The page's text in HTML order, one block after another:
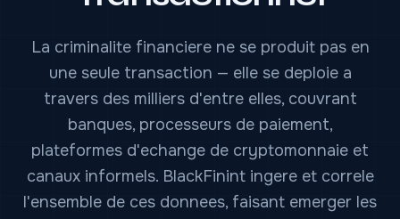
La criminalite financiere ne se produit pas en
une seule transaction — elle se deploie a
travers des milliers d'entre elles, couvrant
banques, processeurs de paiement,
plateformes d'echange de cryptomonnaie et
canaux informels. BlackFinint ingere et correle
l'ensemble de ces donnees, faisant emerger les